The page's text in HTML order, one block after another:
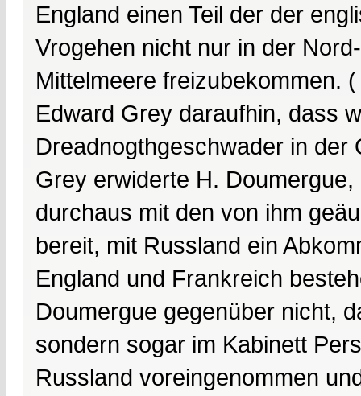
England einen Teil der der
Vrogehen nicht nur in der
Mittelmeere freizubekommen.
Edward Grey daraufhin, dass
Dreadnogthgeschwader in
Grey erwiderte H.
durchaus mit den von ihm
bereit, mit Russland ein
England und Frankreich
Doumergue gegenüber nicht,
sondern sogar im Kabinett
Russland voreingenommen